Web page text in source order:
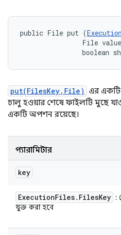
public File put (
File
boolean
put(FilesKey,File) এর একটি
চালু হওয়ার শেষে ফাইলটি মুছে
একটি অপশন রয়েছে।
প্যারামিটার
key
ExecutionFiles. FilesKey :
যুক্ত করা হবে